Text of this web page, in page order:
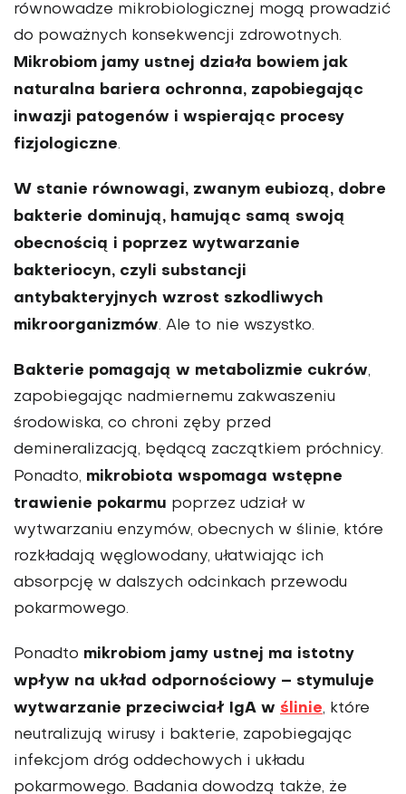
równowadze mikrobiologicznej mogą prowadzić
do poważnych konsekwencji zdrowotnych.
Mikrobiom jamy ustnej działa bowiem jak
naturalna bariera ochronna, zapobiegając
inwazji patogenów i wspierając procesy
fizjologiczne.
W stanie równowagi, zwanym eubiozą, dobre
bakterie dominują, hamując samą swoją
obecnością i poprzez wytwarzanie
bakteriocyn, czyli substancji
antybakteryjnych wzrost szkodliwych
mikroorganizmów. Ale to nie wszystko.
Bakterie pomagają w metabolizmie cukrów,
zapobiegając nadmiernemu zakwaszeniu
środowiska, co chroni zęby przed
demineralizacją, będącą zaczątkiem próchnicy.
Ponadto, mikrobiota wspomaga wstępne
trawienie pokarmu poprzez udział w
wytwarzaniu enzymów, obecnych w ślinie, które
rozkładają węglowodany, ułatwiając ich
absorpcję w dalszych odcinkach przewodu
pokarmowego.
Ponadto mikrobiom jamy ustnej ma istotny
wpływ na układ odpornościowy – stymuluje
wytwarzanie przeciwciał IgA w ślinie, które
neutralizują wirusy i bakterie, zapobiegając
infekcjom dróg oddechowych i układu
pokarmowego. Badania dowodzą także, że